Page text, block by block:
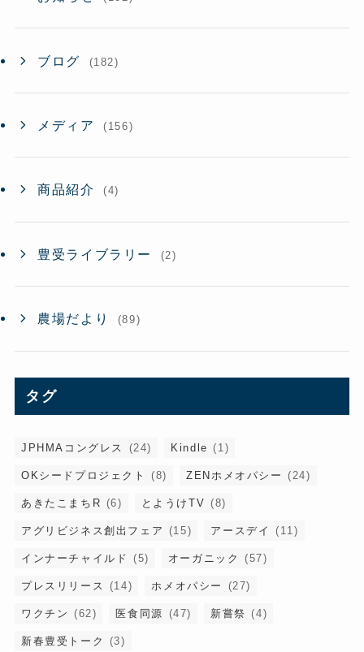
ブログ (182)
メディア (156)
商品紹介 (4)
豊受ライブラリー (2)
農場だより (89)
タグ
JPHMAコングレス (24) Kindle (1)
OKシードプロジェクト (8) ZENホメオパシー (24)
あきたこまちR (6) とようけTV (8)
アグリビジネス創出フェア (15) アースデイ (11)
インナーチャイルド (5) オーガニック (57)
プレスリリース (14) ホメオパシー (27)
ワクチン (62) 医食同源 (47) 新嘗祭 (4)
新春豊受トーク (3)